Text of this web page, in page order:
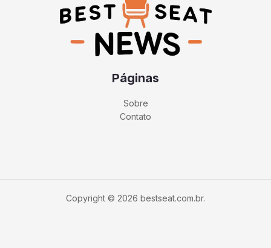
Páginas
Sobre
Contato
Copyright © 2026 bestseat.com.br.